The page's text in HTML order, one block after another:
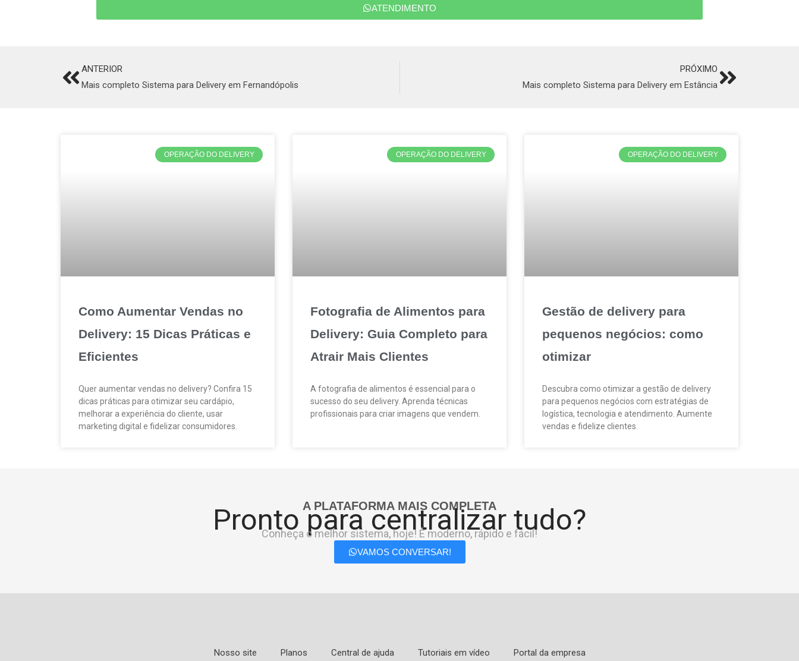
ATENDIMENTO
PrevANTERIOR
Mais completo Sistema para Delivery em Fernandópolis
PRÓXIMO
Mais completo Sistema para Delivery em Estância Next
OPERAÇÃO DO DELIVERY
Como Aumentar Vendas no
Delivery: 15 Dicas Práticas e
Eficientes
Quer aumentar vendas no delivery? Confira 15
dicas práticas para otimizar seu cardápio,
melhorar a experiência do cliente, usar
marketing digital e fidelizar consumidores.
OPERAÇÃO DO DELIVERY
Fotografia de Alimentos para
Delivery: Guia Completo para
Atrair Mais Clientes
A fotografia de alimentos é essencial para o
sucesso do seu delivery. Aprenda técnicas
profissionais para criar imagens que vendem.
OPERAÇÃO DO DELIVERY
Gestão de delivery para
pequenos negócios: como
otimizar
Descubra como otimizar a gestão de delivery
para pequenos negócios com estratégias de
logística, tecnologia e atendimento. Aumente
vendas e fidelize clientes.
A PLATAFORMA MAIS COMPLETA
Pronto para centralizar tudo?
Conheça o melhor sistema, hoje! É moderno, rápido e fácil!
VAMOS CONVERSAR!
Nosso site Planos Central de ajuda Tutoriais em vídeo Portal da empresa